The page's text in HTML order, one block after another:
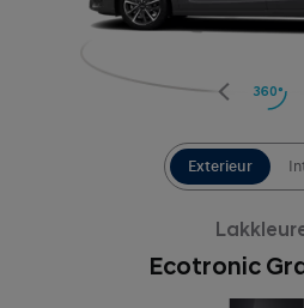
360°
Exterieur
Ecotronic